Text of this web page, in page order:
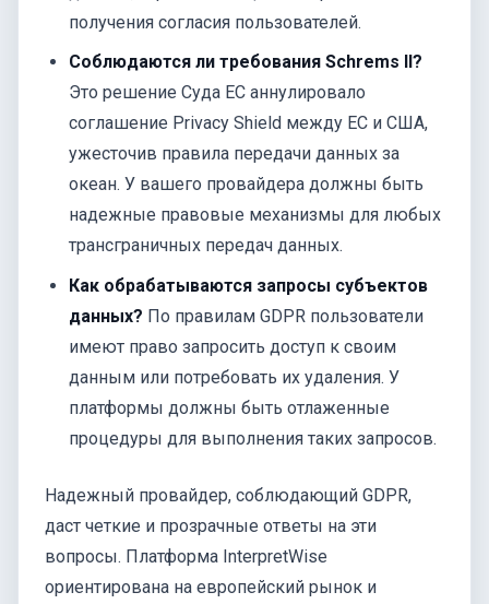
получения согласия пользователей.
Соблюдаются ли требования Schrems II?
Это решение Суда ЕС аннулировало
соглашение Privacy Shield между ЕС и США,
ужесточив правила передачи данных за
океан. У вашего провайдера должны быть
надежные правовые механизмы для любых
трансграничных передач данных.
Как обрабатываются запросы субъектов
данных? По правилам GDPR пользователи
имеют право запросить доступ к своим
данным или потребовать их удаления. У
платформы должны быть отлаженные
процедуры для выполнения таких запросов.
Надежный провайдер, соблюдающий GDPR,
даст четкие и прозрачные ответы на эти
вопросы. Платформа InterpretWise
ориентирована на европейский рынок и